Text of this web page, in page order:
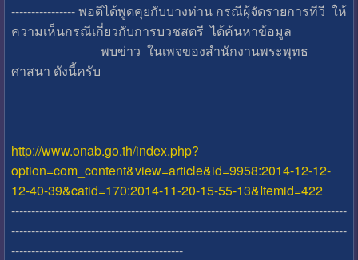
---------------- พอดีได้พูดคุยกับบางท่าน กรณีผุ้จัดรายการทีวี ให้
ความเห็นกรณีเกี่ยวกับการบวชสตรี ได้ค้นหาข้อมูล
พบข่าว ในเพจของสำนักงานพระพุทธ
ศาสนา ดังนี้ครับ
http://www.onab.go.th/index.php?
option=com_content&view=article&id=9958:2014-12-12-
12-40-39&catid=170:2014-11-20-15-55-13&Itemid=422
------------------------------------------------------------------------------------
------------------------------------------------------------------------------------
-------------------------------------------